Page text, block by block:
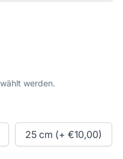
werden.
25 cm (+ €10,00)